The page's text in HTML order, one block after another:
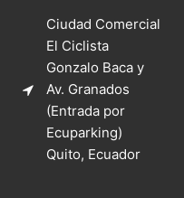
Ciudad Comercial
El Ciclista
Gonzalo Baca y
Av. Granados
(Entrada por
Ecuparking)
Quito, Ecuador